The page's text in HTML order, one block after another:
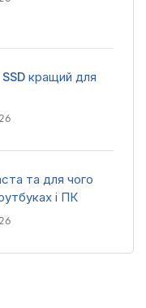
кращий для
та для чого
і ПК